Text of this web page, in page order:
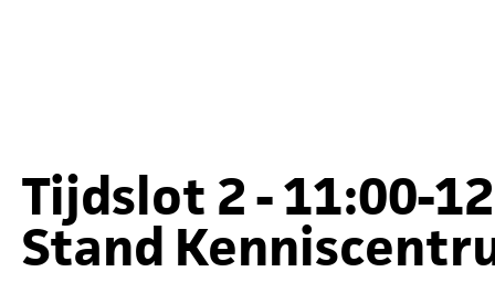
Tijdslot 2 - 11:00-
Stand